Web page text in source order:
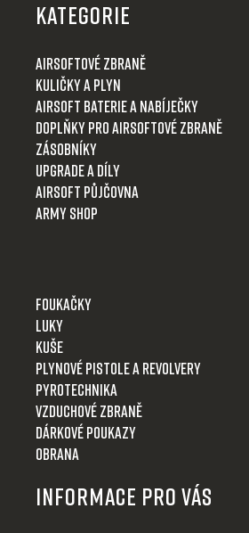
KATEGORIE
Airsoftové zbraně
Kuličky a plyn
Airsoft baterie a nabíječky
Doplňky pro airsoftové zbraně
Zásobníky
Upgrade a díly
Airsoft půjčovna
Army shop
Foukačky
Luky
Kuše
Plynové pistole a revolvery
Pyrotechnika
Vzduchové zbraně
Dárkové poukazy
Obrana
Informace pro Vás